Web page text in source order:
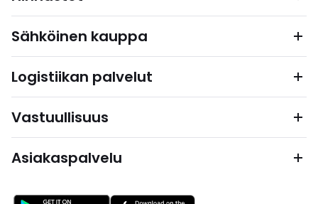
Sähköinen kauppa
Logistiikan palvelut
Vastuullisuus
Asiakaspalvelu